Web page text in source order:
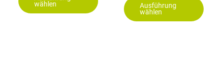
wählen
Ausführung
wählen